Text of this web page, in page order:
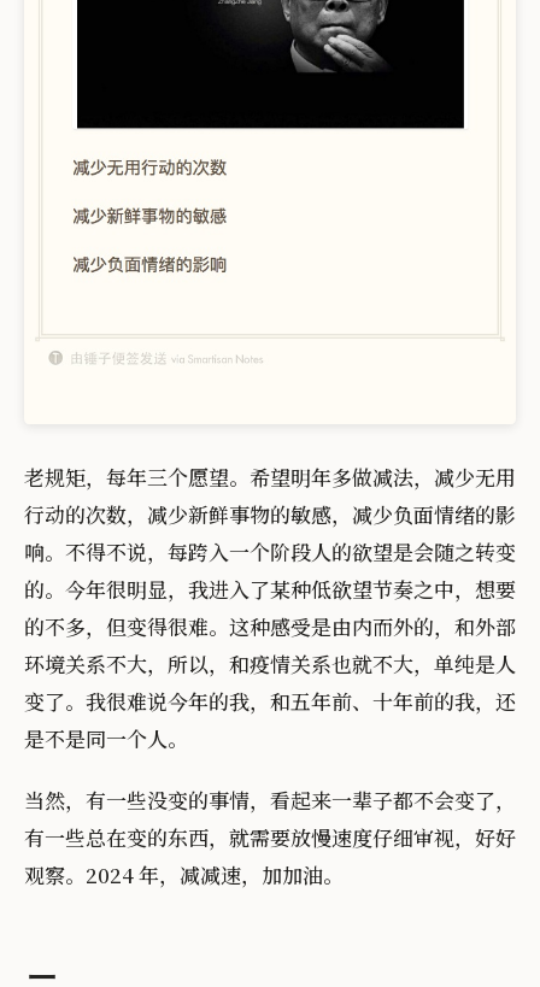
老规矩，每年三个愿望。希望明年多做减法，减少无用
行动的次数，减少新鲜事物的敏感，减少负面情绪的影
响。不得不说，每跨入一个阶段人的欲望是会随之转变
的。今年很明显，我进入了某种低欲望节奏之中，想要
的不多，但变得很难。这种感受是由内而外的，和外部
环境关系不大，所以，和疫情关系也就不大，单纯是人
变了。我很难说今年的我，和五年前、十年前的我，还
是不是同一个人。
当然，有一些没变的事情，看起来一辈子都不会变了，
有一些总在变的东西，就需要放慢速度仔细审视，好好
观察。2024 年，减减速，加加油。